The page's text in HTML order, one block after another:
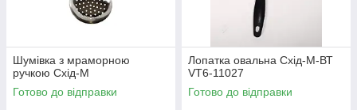
Шумівка з мраморною
ручкою Схід-М
Готово до відправки
Лопатка овальна Схід-М-ВТ
VT6-11027
Готово до відправки